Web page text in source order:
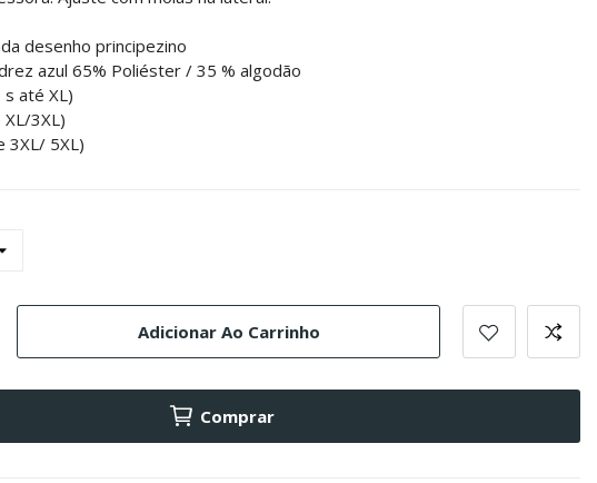
desenho principezino
azul 65% Poliéster / 35 % algodão
até XL)
3XL)
3XL/ 5XL)
Adicionar Ao Carrinho
Comprar